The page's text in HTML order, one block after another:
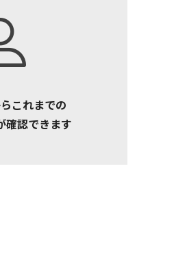
これまでの
確認できます